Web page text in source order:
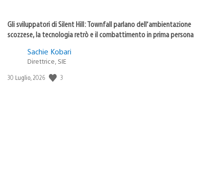
Gli sviluppatori di Silent Hill: Townfall parlano dell’ambientazione
scozzese, la tecnologia retrò e il combattimento in prima persona
Sachie Kobari
Direttrice, SIE
Data
30 Luglio, 2026 3